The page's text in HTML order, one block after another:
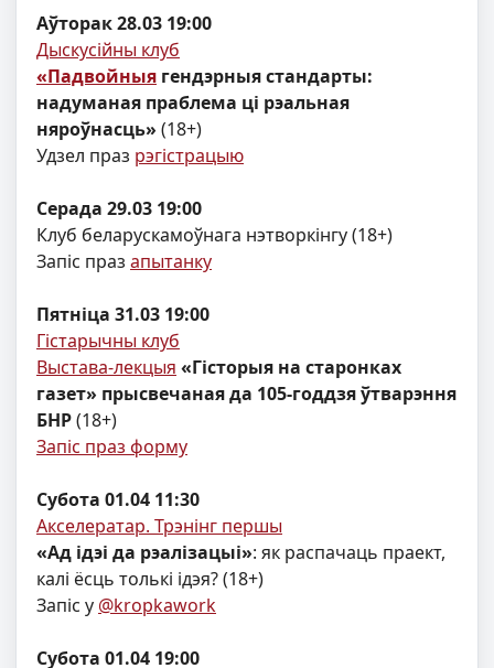
Аўторак 28.03 19:00
Дыскусійны клуб
«Падвойныя гендэрныя стандарты:
надуманая праблема ці рэальная
няроўнасць» (18+)
Удзел праз рэгістрацыю
Cерада 29.03 19:00
Клуб беларускамоўнага нэтворкінгу (18+)
Запіс праз апытанку
Пятніца 31.03 19:00
Гістарычны клуб
Выстава-лекцыя «Гісторыя на старонках
газет» прысвечаная да 105-годдзя ўтварэння
БНР(18+)
Запіс праз форму
Субота 01.04 11:30
Акселератар. Трэнінг першы
«Ад ідэі да рэалізацыі»: як распачаць праект,
калі ёсць толькі ідэя? (18+)
Запіс у @kropkawork
Субота 01.04 19:00